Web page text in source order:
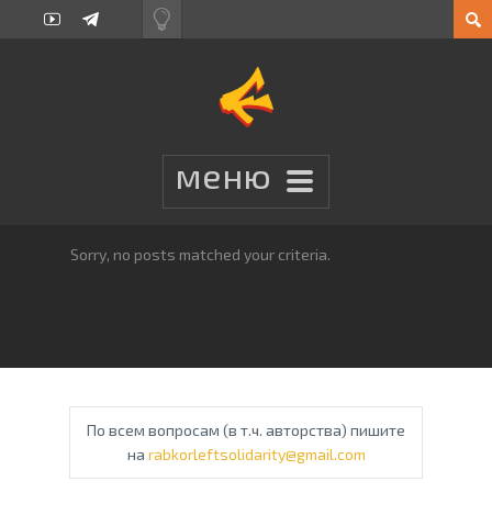
Sorry, no posts matched your criteria.
По всем вопросам (в т.ч. авторства) пишите
на rabkorleftsolidarity@gmail.com